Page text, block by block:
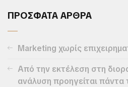
ΠΡΟΣΦΑΤΑ ΑΡΘΡΑ
Marketing χωρίς
Από την εκτέλεση στη
ανάλυση προηγείται πάντα